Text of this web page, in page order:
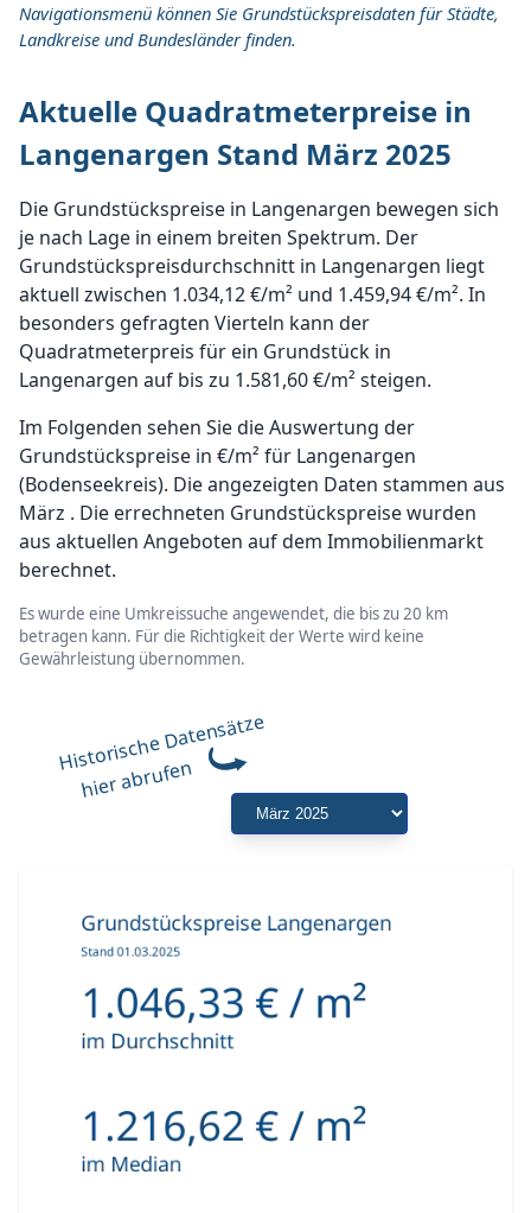
Navigationsmenü können Sie Grundstückspreisdaten für Städte,
Landkreise und Bundesländer finden.
Aktuelle Quadratmeterpreise in
Langenargen Stand März 2025
Die Grundstückspreise in Langenargen bewegen sich
je nach Lage in einem breiten Spektrum. Der
Grundstückspreisdurchschnitt in Langenargen liegt
aktuell zwischen 1.034,12 €/m² und 1.459,94 €/m². In
besonders gefragten Vierteln kann der
Quadratmeterpreis für ein Grundstück in
Langenargen auf bis zu 1.581,60 €/m² steigen.
Im Folgenden sehen Sie die Auswertung der
Grundstückspreise in €/m² für Langenargen
(Bodenseekreis). Die angezeigten Daten stammen aus
März . Die errechneten Grundstückspreise wurden
aus aktuellen Angeboten auf dem Immobilienmarkt
berechnet.
Es wurde eine Umkreissuche angewendet, die bis zu 20 km
betragen kann. Für die Richtigkeit der Werte wird keine
Gewährleistung übernommen.
Historische Datensätze
hier abrufen